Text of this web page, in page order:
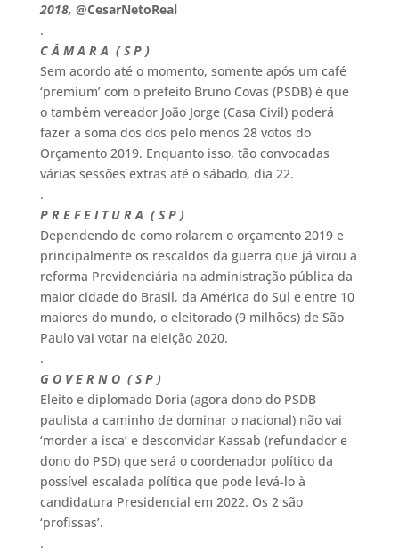
2018, @CesarNetoReal
.
C Â M A R A ( S P )
Sem acordo até o momento, somente após um café
‘premium’ com o prefeito Bruno Covas (PSDB) é que
o também vereador João Jorge (Casa Civil) poderá
fazer a soma dos dos pelo menos 28 votos do
Orçamento 2019. Enquanto isso, tão convocadas
várias sessões extras até o sábado, dia 22.
.
P R E F E I T U R A ( S P )
Dependendo de como rolarem o orçamento 2019 e
principalmente os rescaldos da guerra que já virou a
reforma Previdenciária na administração pública da
maior cidade do Brasil, da América do Sul e entre 10
maiores do mundo, o eleitorado (9 milhões) de São
Paulo vai votar na eleição 2020.
.
G O V E R N O ( S P )
Eleito e diplomado Doria (agora dono do PSDB
paulista a caminho de dominar o nacional) não vai
‘morder a isca’ e desconvidar Kassab (refundador e
dono do PSD) que será o coordenador político da
possível escalada política que pode levá-lo à
candidatura Presidencial em 2022. Os 2 são
‘profissas’.
.